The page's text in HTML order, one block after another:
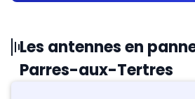
Les antennes en
Parres-aux-Tertres